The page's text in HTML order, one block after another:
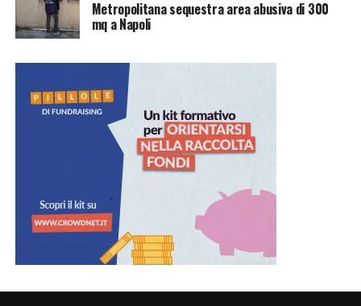
Metropolitana sequestra area abusiva di 300
mq a Napoli